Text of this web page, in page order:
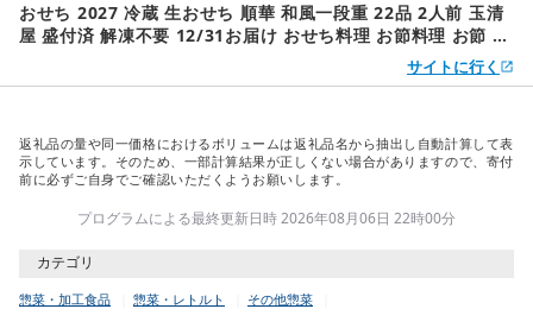
おせち 2027 冷蔵 生おせち 順華 和風一段重 22品 2人前 玉清
屋 盛付済 解凍不要 12/31お届け おせち料理 お節料理 お節 御
節 お正月 重箱 縁起物 迎春 年末配送 冷蔵おせち 愛知県 大府
市 | [玉清屋 生おせち 順華]
サイトに行く
返礼品の量や同一価格におけるボリュームは返礼品名から抽出し自動計算して表
示しています。そのため、一部計算結果が正しくない場合がありますので、寄付
前に必ずご自身でご確認いただくようお願いします。
プログラムによる最終更新日時 2026年08月06日 22時00分
カテゴリ
惣菜・加工食品 惣菜・レトルト その他惣菜